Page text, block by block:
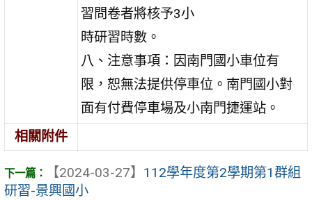
習問卷者將核予3小
時研習時數。
八、注意事項：因南門國小車位有
限，恕無法提供停車位。南門國小對
面有付費停車場及小南門捷運站。
相關附件
【2024-03-27】 112學年度第2學期第1群組
研習-景興國小